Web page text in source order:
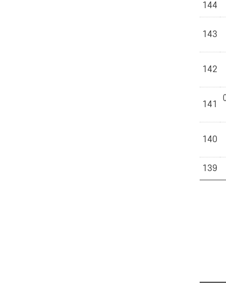
144
143
142
141
140
139